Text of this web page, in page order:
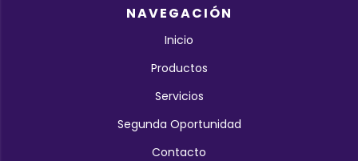
NAVEGACIÓN
Inicio
Productos
Servicios
Segunda Oportunidad
Contacto